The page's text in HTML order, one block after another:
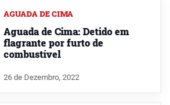
AGUADA DE CIMA
Aguada de Cima: Detido em
flagrante por furto de
combustível
26 de Dezembro, 2022